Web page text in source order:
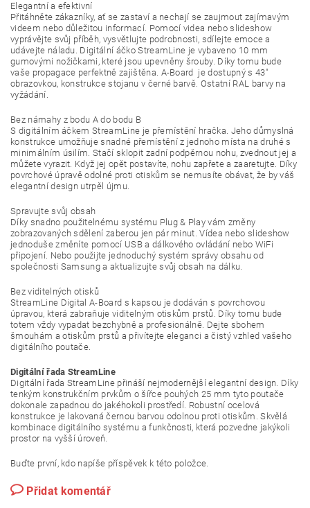
Elegantní a efektivní
Přitáhněte zákazníky, ať se zastaví a nechají se zaujmout zajímavým
videem nebo důležitou informací. Pomocí videa nebo slideshow
vyprávějte svůj příběh, vysvětlujte podrobnosti, sdílejte emoce a
udávejte náladu. Digitální áčko StreamLine je vybaveno 10 mm
gumovými nožičkami, které jsou upevněny šrouby. Díky tomu bude
vaše propagace perfektně zajištěna. A-Board je dostupný s 43"
obrazovkou, konstrukce stojanu v černé barvě. Ostatní RAL barvy na
vyžádání.
Bez námahy z bodu A do bodu B
S digitálním áčkem StreamLine je přemístění hračka. Jeho důmyslná
konstrukce umožňuje snadné přemístění z jednoho místa na druhé s
minimálním úsilím. Stačí sklopit zadní podpěrnou nohu, zvednout jej a
můžete vyrazit. Když jej opět postavíte, nohu zapřete a zaaretujte. Díky
povrchové úpravě odolné proti otiskům se nemusíte obávat, že by váš
elegantní design utrpěl újmu.
Spravujte svůj obsah
Díky snadno použitelnému systému Plug & Play vám změny
zobrazovaných sdělení zaberou jen pár minut. Vídea nebo slideshow
jednoduše změníte pomocí USB a dálkového ovládání nebo WiFi
připojení. Nebo použijte jednoduchý systém správy obsahu od
společnosti Samsung a aktualizujte svůj obsah na dálku.
Bez viditelných otisků
StreamLine Digital A-Board s kapsou je dodáván s povrchovou
úpravou, která zabraňuje viditelným otiskům prstů. Díky tomu bude
totem vždy vypadat bezchybně a profesionálně. Dejte sbohem
šmouhám a otiskům prstů a přivítejte eleganci a čistý vzhled vašeho
digitálního poutače.
Digitální řada StreamLine
Digitální řada StreamLine přináší nejmodernější elegantní design. Díky
tenkým konstrukčním prvkům o šířce pouhých 25 mm tyto poutače
dokonale zapadnou do jakéhokoli prostředí. Robustní ocelová
konstrukce je lakovaná černou barvou odolnou proti otiskům. Skvělá
kombinace digitálního systému a funkčnosti, která pozvedne jakýkoli
prostor na vyšší úroveň.
Buďte první, kdo napíše příspěvek k této položce.
Přidat komentář